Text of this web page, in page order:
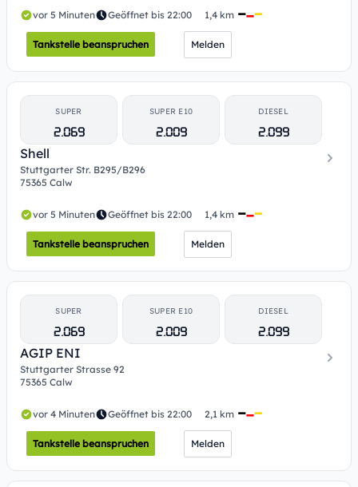
vor 5 Minuten Geöffnet bis 22:00 1,4 km
Tankstelle beanspruchen Melden
SUPER
2.069
SUPER E10
2.009
DIESEL
2.099
Shell
Stuttgarter Str. B295/B296
75365 Calw
vor 5 Minuten Geöffnet bis 22:00 1,4 km
Tankstelle beanspruchen Melden
SUPER
2.069
SUPER E10
2.009
DIESEL
2.099
AGIP ENI
Stuttgarter Strasse 92
75365 Calw
vor 4 Minuten Geöffnet bis 22:00 2,1 km
Tankstelle beanspruchen Melden